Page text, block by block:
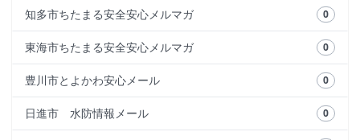
0
知多市ちたまる安全安心メルマガ
0
東海市ちたまる安全安心メルマガ
0
豊川市とよかわ安心メール
0
日進市 水防情報メール